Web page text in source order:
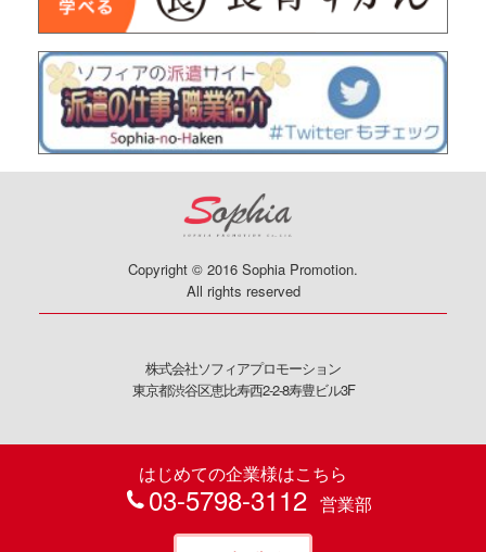
Copyright © 2016 Sophia Promotion.
All rights reserved
株式会社ソフィアプロモーション
東京都渋谷区恵比寿西2-2-8寿豊ビル3F
はじめての企業様はこちら
03-5798-3112 営業部